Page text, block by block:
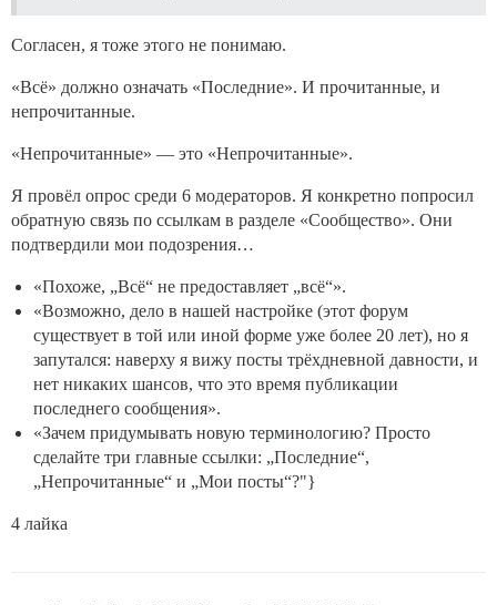
Согласен, я тоже этого не понимаю.
«Всё» должно означать «Последние». И прочитанные, и
непрочитанные.
«Непрочитанные» — это «Непрочитанные».
Я провёл опрос среди 6 модераторов. Я конкретно попросил
обратную связь по ссылкам в разделе «Сообщество». Они
подтвердили мои подозрения…
«Похоже, „Всё“ не предоставляет „всё“».
«Возможно, дело в нашей настройке (этот форум
существует в той или иной форме уже более 20 лет), но я
запутался: наверху я вижу посты трёхдневной давности, и
нет никаких шансов, что это время публикации
последнего сообщения».
«Зачем придумывать новую терминологию? Просто
сделайте три главные ссылки: „Последние“,
„Непрочитанные“ и „Мои посты“?"}
4 лайка